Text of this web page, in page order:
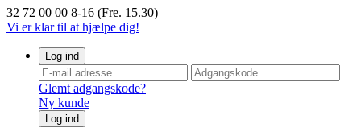
32 72 00 00 8-16 (Fre. 15.30)
Vi er klar til at hjælpe dig!
Log ind
Glemt adgangskode?
Ny kunde
Log ind